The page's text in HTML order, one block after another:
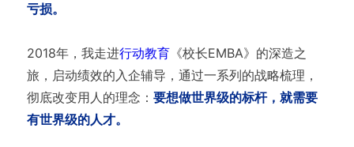
亏损。
2018年，我走进行动教育《校长EMBA》的深造之
旅，启动绩效的入企辅导，通过一系列的战略梳理，
彻底改变用人的理念： 要想做世界级的标杆，就需要
有世界级的人才。